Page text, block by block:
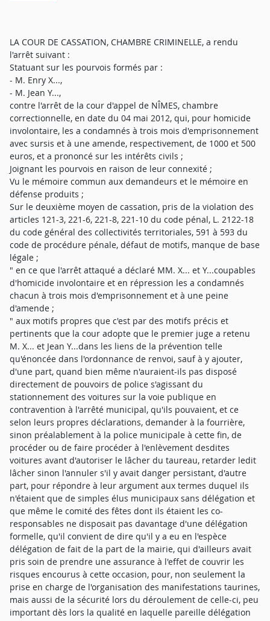
LA COUR DE CASSATION, CHAMBRE CRIMINELLE, a rendu
l'arrêt suivant :
Statuant sur les pourvois formés par :
- M. Enry X...,
- M. Jean Y...,
contre l'arrêt de la cour d'appel de NÎMES, chambre
correctionnelle, en date du 04 mai 2012, qui, pour homicide
involontaire, les a condamnés à trois mois d'emprisonnement
avec sursis et à une amende, respectivement, de 1000 et 500
euros, et a prononcé sur les intérêts civils ;
Joignant les pourvois en raison de leur connexité ;
Vu le mémoire commun aux demandeurs et le mémoire en
défense produits ;
Sur le deuxième moyen de cassation, pris de la violation des
articles 121-3, 221-6, 221-8, 221-10 du code pénal, L. 2122-18
du code général des collectivités territoriales, 591 à 593 du
code de procédure pénale, défaut de motifs, manque de base
légale ;
" en ce que l'arrêt attaqué a déclaré MM. X... et Y...coupables
d'homicide involontaire et en répression les a condamnés
chacun à trois mois d'emprisonnement et à une peine
d'amende ;
" aux motifs propres que c'est par des motifs précis et
pertinents que la cour adopte que le premier juge a retenu
M. X... et Jean Y...dans les liens de la prévention telle
qu'énoncée dans l'ordonnance de renvoi, sauf à y ajouter,
d'une part, quand bien même n'auraient-ils pas disposé
directement de pouvoirs de police s'agissant du
stationnement des voitures sur la voie publique en
contravention à l'arrêté municipal, qu'ils pouvaient, et ce
selon leurs propres déclarations, demander à la fourrière,
sinon préalablement à la police municipale à cette fin, de
procéder ou de faire procéder à l'enlèvement desdites
voitures avant d'autoriser le lâcher du taureau, retarder ledit
lâcher sinon l'annuler s'il y avait danger persistant, d'autre
part, pour répondre à leur argument aux termes duquel ils
n'étaient que de simples élus municipaux sans délégation et
que même le comité des fêtes dont ils étaient les co-
responsables ne disposait pas davantage d'une délégation
formelle, qu'il convient de dire qu'il y a eu en l'espèce
délégation de fait de la part de la mairie, qui d'ailleurs avait
pris soin de prendre une assurance à l'effet de couvrir les
risques encourus à cette occasion, pour, non seulement la
prise en charge de l'organisation des manifestations taurines,
mais aussi de la sécurité lors du déroulement de celle-ci, peu
important dès lors la qualité en laquelle pareille délégation